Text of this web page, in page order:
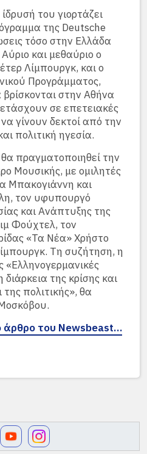
του γιορτάζει
της Deutsche
τόσο στην Ελλάδα
και μεθαύριο ο
Λίμπουργκ, και ο
Προγράμματος,
στην Αθήνα
σε επετειακές
γίνουν δεκτοί από την
πολιτική ηγεσία.
πραγματοποιηθεί την
Μουσικής, με ομιλητές
Μπακογιάννη και
τον υφυπουργό
και Ανάπτυξης της
Φούχτελ, τον
«Τα Νέα» Χρήστο
Τη συζήτηση, η
«Ελληνογερμανικές
της κρίσης και
πολιτικής», θα
άρθρο του Newsbeast…